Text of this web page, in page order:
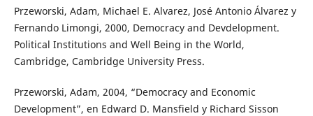
Przeworski, Adam, Michael E. Alvarez, José Antonio Álvarez y
Fernando Limongi, 2000, Democracy and Devdelopment.
Political Institutions and Well Being in the World,
Cambridge, Cambridge University Press.
Przeworski, Adam, 2004, “Democracy and Economic
Development”, en Edward D. Mansfield y Richard Sisson